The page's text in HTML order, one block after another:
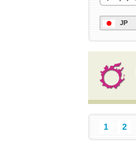
JP
1 2